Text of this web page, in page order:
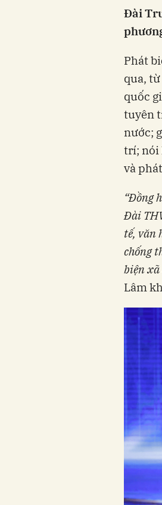
Đài
Phát
qua,
quốc
tuyên
nước;
trí; nói
và
“Đồng
Đài
tế, văn
chống
biện xã
Lâm